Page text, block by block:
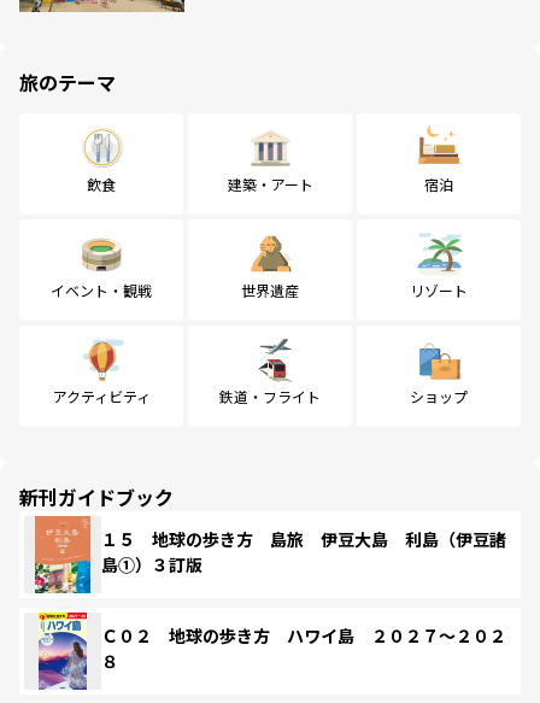
旅のテーマ
飲食 建築・アート 宿泊
イベント・観戦 世界遺産 リゾート
アクティビティ 鉄道・フライト ショップ
新刊ガイドブック
１５ 地球の歩き方 島旅 伊豆大島 利島（伊豆諸
島①）３訂版
Ｃ０２ 地球の歩き方 ハワイ島 ２０２７～２０２
８